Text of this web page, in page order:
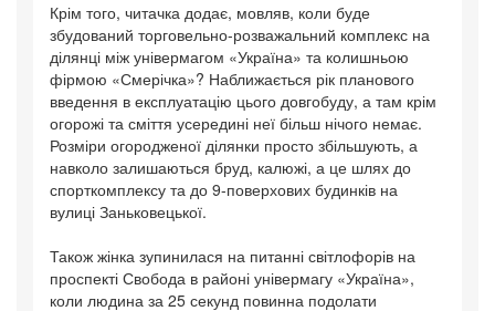
Крім того, читачка додає, мовляв, коли буде
збудований торговельно-розважальний комплекс на
ділянці між універмагом «Україна» та колишньою
фірмою «Смерічка»? Наближається рік планового
введення в експлуатацію цього довгобуду, а там крім
огорожі та сміття усередині неї більш нічого немає.
Розміри огородженої ділянки просто збільшують, а
навколо залишаються бруд, калюжі, а це шлях до
спорткомплексу та до 9-поверхових будинків на
вулиці Заньковецької.
Також жінка зупинилася на питанні світлофорів на
проспекті Свобода в районі універмагу «Україна»,
коли людина за 25 секунд повинна подолати